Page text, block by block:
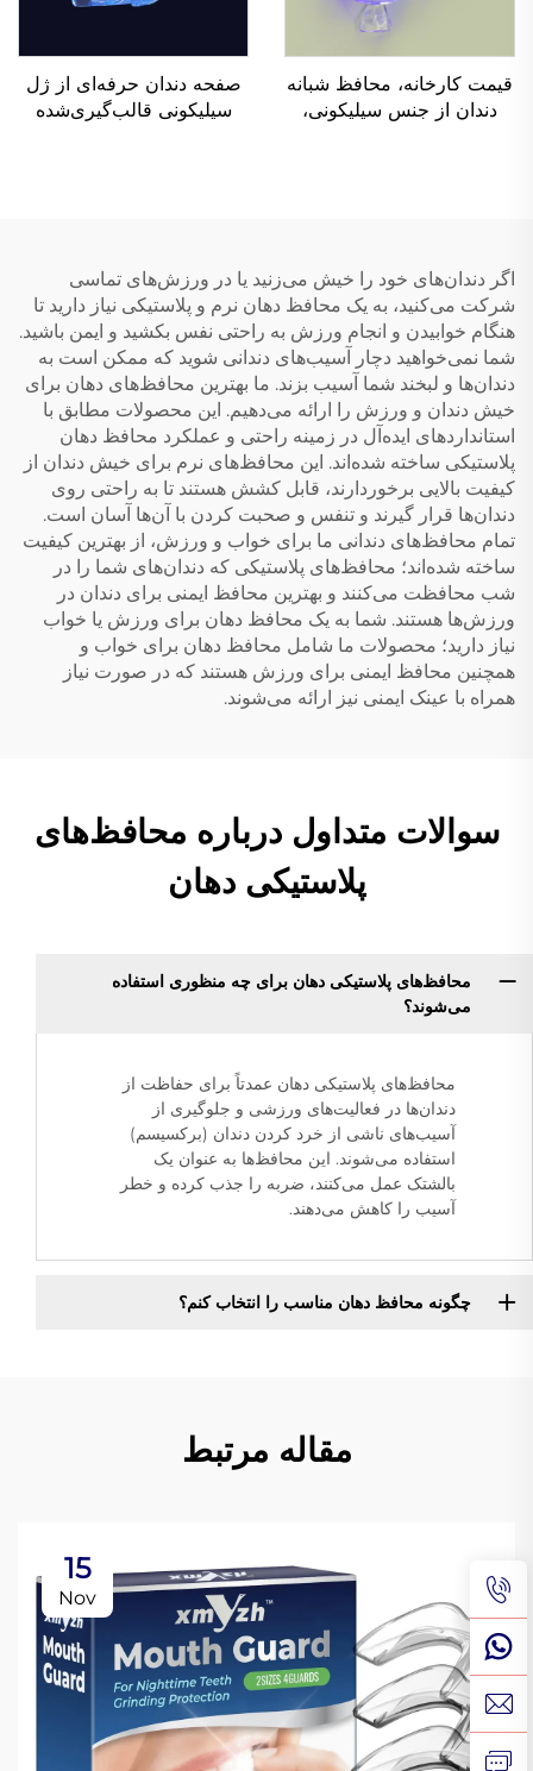
قیمت کارخانه، محافظ شبانه
دندان از جنس سیلیکونی،
صفحه دندان حرفه‌ای از ژل
سیلیکونی قالب‌گیری‌شده
اگر دندان‌های خود را خیش می‌زنید یا در ورزش‌های تماسی
شرکت می‌کنید، به یک محافظ دهان نرم و پلاستیکی نیاز دارید تا
هنگام خوابیدن و انجام ورزش به راحتی نفس بکشید و ایمن باشید.
شما نمی‌خواهید دچار آسیب‌های دندانی شوید که ممکن است به
دندان‌ها و لبخند شما آسیب بزند. ما بهترین محافظ‌های دهان برای
خیش دندان و ورزش را ارائه می‌دهیم. این محصولات مطابق با
استانداردهای ایده‌آل در زمینه راحتی و عملکرد محافظ دهان
پلاستیکی ساخته شده‌اند. این محافظ‌های نرم برای خیش دندان از
کیفیت بالایی برخوردارند، قابل کشش هستند تا به راحتی روی
دندان‌ها قرار گیرند و تنفس و صحبت کردن با آن‌ها آسان است.
تمام محافظ‌های دندانی ما برای خواب و ورزش، از بهترین کیفیت
ساخته شده‌اند؛ محافظ‌های پلاستیکی که دندان‌های شما را در
شب محافظت می‌کنند و بهترین محافظ ایمنی برای دندان در
ورزش‌ها هستند. شما به یک محافظ دهان برای ورزش یا خواب
نیاز دارید؛ محصولات ما شامل محافظ دهان برای خواب و
همچنین محافظ ایمنی برای ورزش هستند که در صورت نیاز
همراه با عینک ایمنی نیز ارائه می‌شوند.
سوالات متداول درباره محافظ‌های
پلاستیکی دهان
محافظ‌های پلاستیکی دهان برای چه منظوری استفاده
می‌شوند؟
محافظ‌های پلاستیکی دهان عمدتاً برای حفاظت از
دندان‌ها در فعالیت‌های ورزشی و جلوگیری از
آسیب‌های ناشی از خرد کردن دندان (برکسیسم)
استفاده می‌شوند. این محافظ‌ها به عنوان یک
بالشتک عمل می‌کنند، ضربه را جذب کرده و خطر
آسیب را کاهش می‌دهند.
چگونه محافظ دهان مناسب را انتخاب کنم؟
مقاله مرتبط
15
Nov